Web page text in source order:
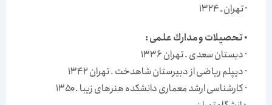
· تهران ـ ۱۳۲۴
تحصیلات و مدارك علمی:
· دبستان سعدی . تهران ۱۳۳۶
· دیپلم ریاضی از دبیرستان شاهدخت . تهران ۱۳۴۲
· كارشناسی ارشد معماری دانشكده هنرهای زیبا . ۱۳۵۰